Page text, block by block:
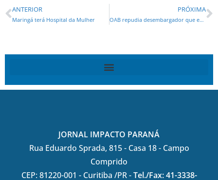
ANTERIOR
Maringá terá Hospital da Mulher
PRÓXIMA
OAB repudia desembargador que exigiu roupa adequada de advogado
JORNAL IMPACTO PARANÁ
Rua Eduardo Sprada, 815 - Casa 18 - Campo
Comprido
CEP: 81220-001 - Curitiba /PR -Tel./Fax: 41-3338-